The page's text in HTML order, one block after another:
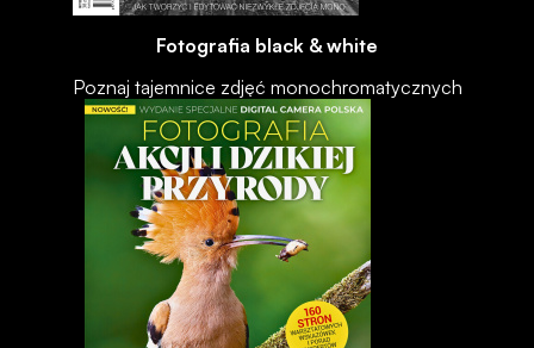
Fotografia black & white
Poznaj tajemnice zdjęć monochromatycznych